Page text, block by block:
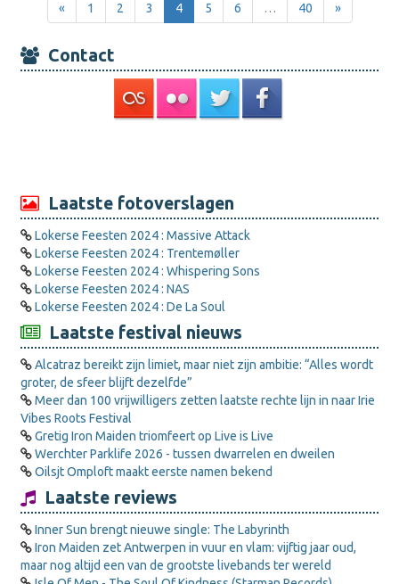
« 1 2 3 4 5 6 … 40 »
Contact
Laatste fotoverslagen
Lokerse Feesten 2024 : Massive Attack
Lokerse Feesten 2024 : Trentemøller
Lokerse Feesten 2024 : Whispering Sons
Lokerse Feesten 2024 : NAS
Lokerse Feesten 2024 : De La Soul
Laatste festival nieuws
Alcatraz bereikt zijn limiet, maar niet zijn ambitie: “Alles wordt
groter, de sfeer blijft dezelfde”
Meer dan 100 vrijwilligers zetten laatste rechte lijn in naar Irie
Vibes Roots Festival
Gretig Iron Maiden triomfeert op Live is Live
Werchter Parklife 2026 - tussen dwarrelen en dweilen
Oilsjt Omploft maakt eerste namen bekend
Laatste reviews
Inner Sun brengt nieuwe single: The Labyrinth
Iron Maiden zet Antwerpen in vuur en vlam: vijftig jaar oud,
maar nog altijd een van de grootste livebands ter wereld